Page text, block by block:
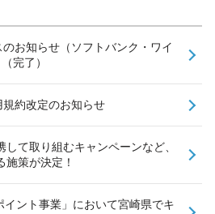
お知らせ（ソフトバンク・ワイ
完了）
約改定のお知らせ
て取り組むキャンペーンなど、
策が決定！
ント事業」において宮崎県でキ